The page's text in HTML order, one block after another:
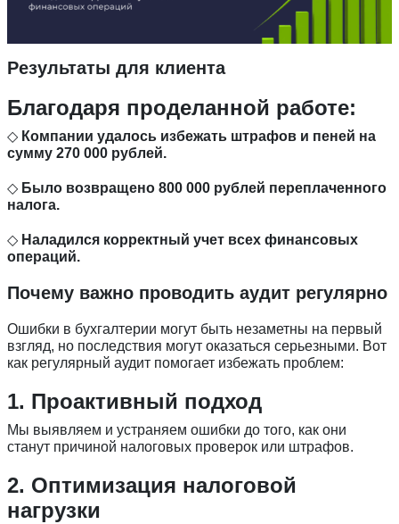
Результаты для клиента
Благодаря проделанной работе:
◇ Компании удалось избежать штрафов и пеней на
сумму 270 000 рублей.
◇ Было возвращено 800 000 рублей переплаченного
налога.
◇ Наладился корректный учет всех финансовых
операций.
Почему важно проводить аудит регулярно
Ошибки в бухгалтерии могут быть незаметны на первый
взгляд, но последствия могут оказаться серьезными. Вот
как регулярный аудит помогает избежать проблем:
1. Проактивный подход
Мы выявляем и устраняем ошибки до того, как они
станут причиной налоговых проверок или штрафов.
2. Оптимизация налоговой
нагрузки